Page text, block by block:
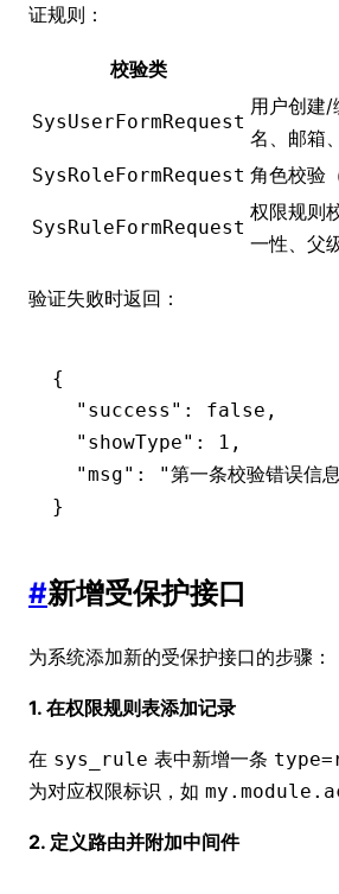
证规则：
校验类
SysUserFormRequest
用户创建/
名、邮箱
SysRoleFormRequest 角色校验
SysRuleFormRequest
权限规则
一性、父
验证失败时返回：
{
  "success"
: false ,
  "showType"
: 1 ,
  "msg"
:
"第一条校验错误信
}
#新增受保护接口
为系统添加新的受保护接口的步骤：
1. 在权限规则表添加记录
在 sys_rule 表中新增一条
为对应权限标识，如
2. 定义路由并附加中间件